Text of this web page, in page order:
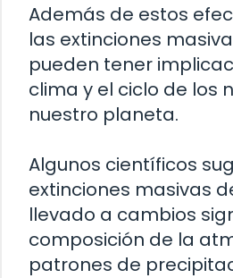
Además de estos
las extinciones
pueden tener
clima y el ciclo de los
nuestro planeta.
Algunos científicos
extinciones masivas
llevado a cambios
composición de la
patrones de